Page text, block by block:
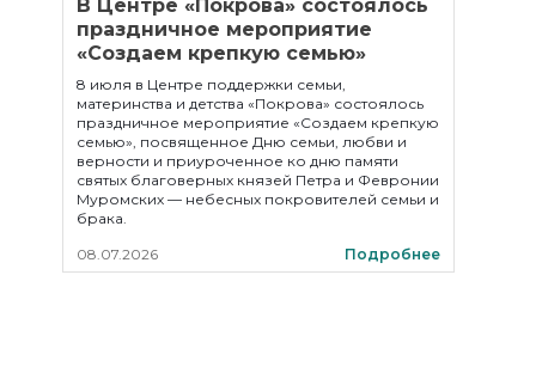
В Центре «Покрова» состоялось
праздничное мероприятие
«Создаем крепкую семью»
8 июля в Центре поддержки семьи,
материнства и детства «Покрова» состоялось
праздничное мероприятие «Создаем крепкую
семью», посвященное Дню семьи, любви и
верности и приуроченное ко дню памяти
святых благоверных князей Петра и Февронии
Муромских — небесных покровителей семьи и
брака.
08.07.2026
Подробнее